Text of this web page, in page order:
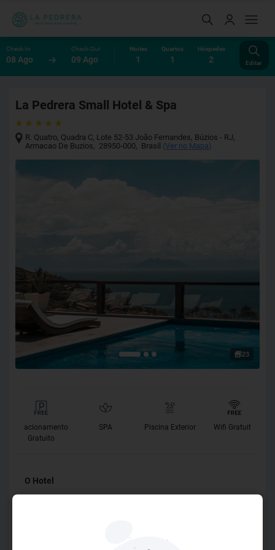
Check-In
08 Ago
Check-Out
09 Ago
Noites
1
Quartos
1
Hóspedes
2 Editar
La Pedrera Small Hotel & Spa
R. Quatro, Quadra C, Lote 52-53 João Fernandes, Búzios - RJ,
Armacao De Buzios, 28950-000, Brasil (Ver no Mapa)
23
Estacionamento
Gratuito
SPA Piscina Exterior Wifi Gratuito
O Hotel
paraíso chamado Armação dos Búzios. Cercado pela mais